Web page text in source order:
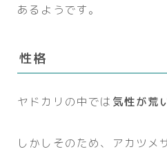
あるようです。
性格
ヤドカリの中では 気性が荒
しかしそのため、アカツメ